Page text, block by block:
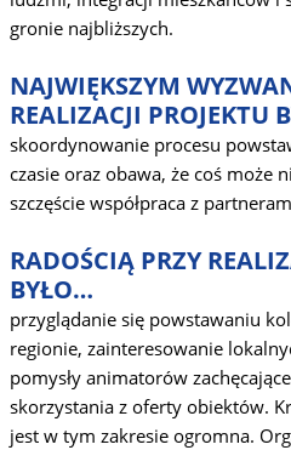
gronie najbliższych.
NAJWIĘKSZYM
REALIZACJI PROJEKTU
skoordynowanie procesu
czasie oraz obawa, że coś może
szczęście współpraca z
RADOŚCIĄ PRZY
BYŁO…
przyglądanie się powstawaniu
regionie, zainteresowanie
pomysły animatorów
skorzystania z oferty obiektów.
jest w tym zakresie ogromna.